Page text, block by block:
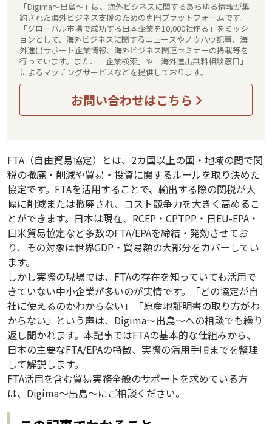
「Digima～出島～」は、海外ビジネスに関するあらゆる情報が集
約された海外ビジネス支援のための専門プラットフォームです。
「グローバル市場で成功する日本企業を10,000社作る」をミッシ
ョンとして、海外ビジネスに関するニュースやノウハウ記事、海
外進出サポート企業情報、海外ビジネス関連セミナーの掲載等を
行っています。また、「企業検索」や「海外進出無料相談窓口」
によるマッチングサービスなどを提供しております。
お問い合わせはこちら
FTA（自由貿易協定）とは、2カ国以上の国・地域の間で関
税の撤廃・削減や貿易・投資に関するルールを取り決めた
協定です。FTAを活用することで、輸出する際の関税が大
幅に削減または撤廃され、コスト競争力を大きく高めるこ
とができます。日本は現在、RCEP・CPTPP・日EU-EPA・
日米貿易協定など多数のFTA/EPAを締結・発効させてお
り、その対象は世界GDP・貿易額の大部分をカバーしてい
ます。
しかし実際の現場では、FTAの存在を知っていても活用で
きていない中小企業が多いのが実情です。「どの協定が自
社に使えるのかわからない」「原産地証明書の取り方がわ
からない」という声は、Digima～出島～への相談でも繰り
返し聞かれます。本記事ではFTAの基本的な仕組みから、
日本の主要なFTA/EPAの特徴、実際の活用手順までを整理
して解説します。
FTA活用を含む貿易実務全般のサポートを求めている方
は、Digima～出島～にご相談ください。